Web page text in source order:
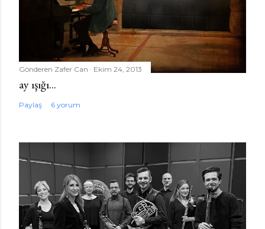
Gönderen Zafer Can Ekim 24, 2013
ay ışığı...
Paylaş 6 yorum